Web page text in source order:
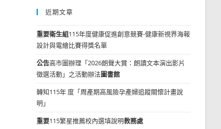
近期文章
重要衛生組115年度健康促進創意競賽-健康新視界海報
設計與電繪比賽得獎名單
公告高市圖辦理「2026朗聲大賞：朗讀文本演出影片
徵選活動」之活動辦法圖書館
轉知115年 度「周產期高風險孕產婦追蹤關懷計畫說
明」
重要115繁星推薦校內選填說明教務處